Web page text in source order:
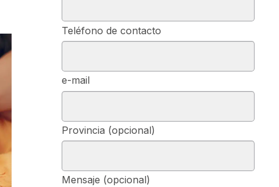
Teléfono de contacto
e-mail
Provincia (opcional)
Mensaje (opcional)